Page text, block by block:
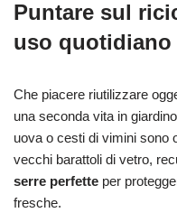
Puntare sul
uso quotidiano
Che piacere riutilizzare
una seconda vita in
uova o cesti di vimini sono
vecchi barattoli di vetro,
serre perfette per
fresche.